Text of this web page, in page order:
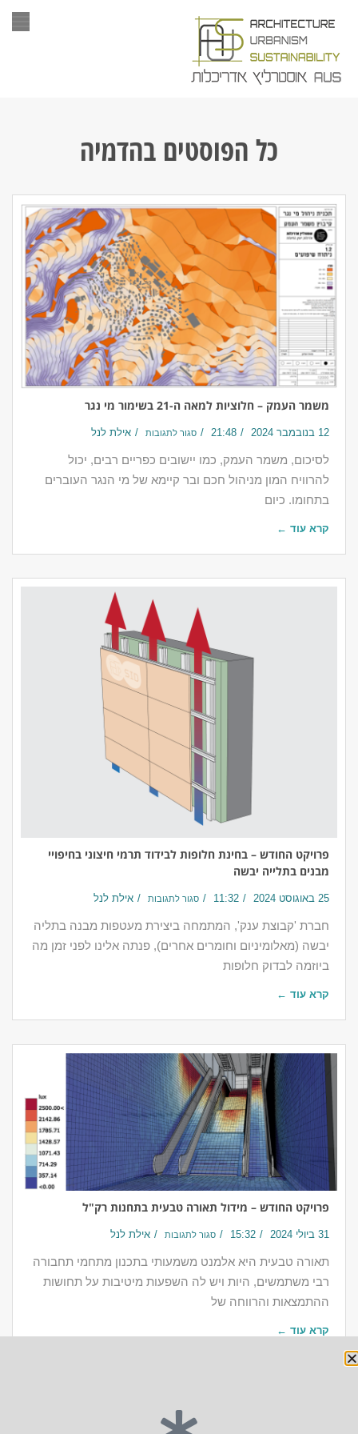
כל הפוסטים בהדמיה
משמר העמק – חלוציות למאה ה-21 בשימור מי נגר
12 בנובמבר 2024 21:48 סגור לתגובות אילת לנל
לסיכום, משמר העמק, כמו יישובים כפריים רבים, יכול
להרוויח המון מניהול חכם ובר קיימא של מי הנגר העוברים
בתחומו. כיום
קרא עוד ←
פרויקט החודש – בחינת חלופות לבידוד תרמי חיצוני בחיפויי
מבנים בתלייה יבשה
25 באוגוסט 2024 11:32 סגור לתגובות אילת לנל
חברת 'קבוצת ענק', המתמחה ביצירת מעטפות מבנה בתליה
יבשה (מאלומיניום וחומרים אחרים), פנתה אלינו לפני זמן מה
ביוזמה לבדוק חלופות
קרא עוד ←
פרויקט החודש – מידול תאורה טבעית בתחנות רק"ל
31 ביולי 2024 15:32 סגור לתגובות אילת לנל
תאורה טבעית היא אלמנט משמעותי בתכנון מתחמי תחבורה
רבי משתמשים, היות ויש לה השפעות מיטיבות על תחושות
ההתמצאות והרווחה של
קרא עוד ←